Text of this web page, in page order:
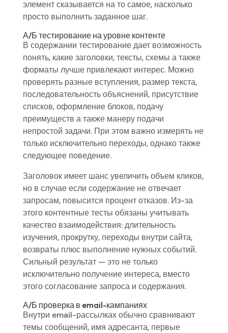
элемент сказывается на то самое, насколько
просто выполнить заданное шаг.
А/Б тестирование на уровне контенте
В содержании тестирование дает возможность
понять, какие заголовки, тексты, схемы а также
форматы лучше привлекают интерес. Можно
проверять разные вступления, размер текста,
последовательность объяснений, присутствие
списков, оформление блоков, подачу
преимуществ а также манеру подачи
непростой задачи. При этом важно измерять не
только исключительно переходы, однако также
следующее поведение.
Заголовок имеет шанс увеличить объем кликов,
но в случае если содержание не отвечает
запросам, повысится процент отказов. Из-за
этого контентные тесты обязаны учитывать
качество взаимодействия: длительность
изучения, прокрутку, переходы внутри сайта,
возвраты плюс выполнение нужных событий.
Сильный результат — это не только
исключительно получение интереса, вместо
этого согласование запроса и содержания.
А/Б проверка в email-кампаниях
Внутри email-рассылках обычно сравнивают
темы сообщений, имя адресанта, первые